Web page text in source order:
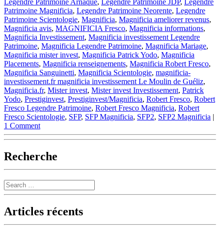
Legendre Patrimoine Arnaque, Legendre Patrimoine JDP, Legendre
Patrimoine Magnificia, Legendre Patrimoine Neorente, Legendre
Patrimoine Scientologie, Magnificia, Magnificia ameliorer revenus,
Magnificia avis, MAGNIFICIA Fresco, Magnificia informations,
Magnificia Investissement, Magnificia investissement Legendre
Patrimoine, Magnificia Legendre Patrimoine, Magnificia Mariage,
Magnificia mister invest, Magnificia Patrick Yodo, Magnificia
Placements, Magnificia renseignements, Magnificia Robert Fresco,
Magnificia Sanguinetti, Magnificia Scientologie, magnificia-
investissement.fr magnificia investissement Le Moulin de Guéliz,
Magnificia.fr, Mister invest, Mister invest Investissement, Patrick
Yodo, Prestiginvest, Prestiginvest/Magnificia, Robert Fresco, Robert
Fresco Legendre Patrimoine, Robert Fresco Magnificia, Robert
Fresco Scientologie, SFP, SFP Magnificia, SFP2, SFP2 Magnificia |
1 Comment
Recherche
Search
Articles récents